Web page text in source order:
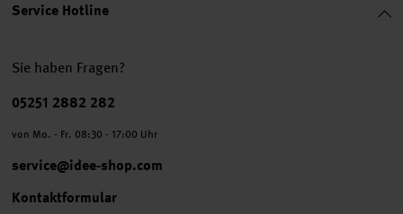
Service Hotline
Sie haben Fragen?
Telefonnummer
05251 2882 282
von Mo. - Fr. 08:30 - 17:00 Uhr
service@idee-shop.com
Kontaktformular